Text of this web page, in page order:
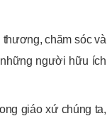
chăm sóc và
người hữu ích
giáo xứ chúng ta,